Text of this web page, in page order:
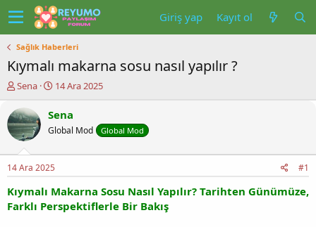
Giriş yap Kayıt ol
Sağlık Haberleri
Kıymalı makarna sosu nasıl yapılır ?
K
n
u
y
a
l
a
Sena
B
ş
l
a
ç
t
a
14 Ara 2025
Sena
Global Mod Global Mod
14 Ara 2025 #1
Kıymalı Makarna Sosu Nasıl Yapılır? Tarihten Günümüze,
Farklı Perspektiflerle Bir Bakış